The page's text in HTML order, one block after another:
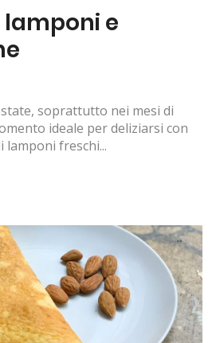
e
soprattutto nei mesi di
ideale per deliziarsi con
lamponi freschi...